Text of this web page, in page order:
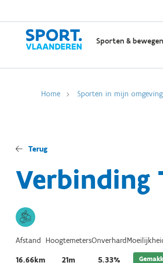
Sporten & bewegen
Home Sporten in mijn omgeving
Terug
Verbinding
Afstand
16.66km
Hoogtemeters
21m
Onverhard
5.33%